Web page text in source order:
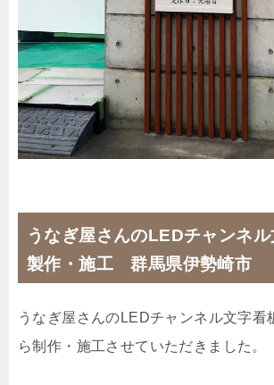
うなぎ屋さんのLEDチャンネ
製作・施工 群馬県伊勢崎市
うなぎ屋さんのLEDチャンネル文字看
ら制作・施工させていただきました。